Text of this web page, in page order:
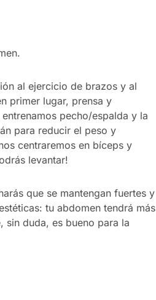
al ejercicio de brazos y al
primer lugar, prensa y
pecho/espalda y la
para reducir el peso y
centraremos en bíceps y
levantar!
que se mantengan fuertes y
tu abdomen tendrá más
sin duda, es bueno para la